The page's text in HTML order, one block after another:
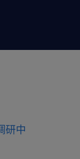
研中